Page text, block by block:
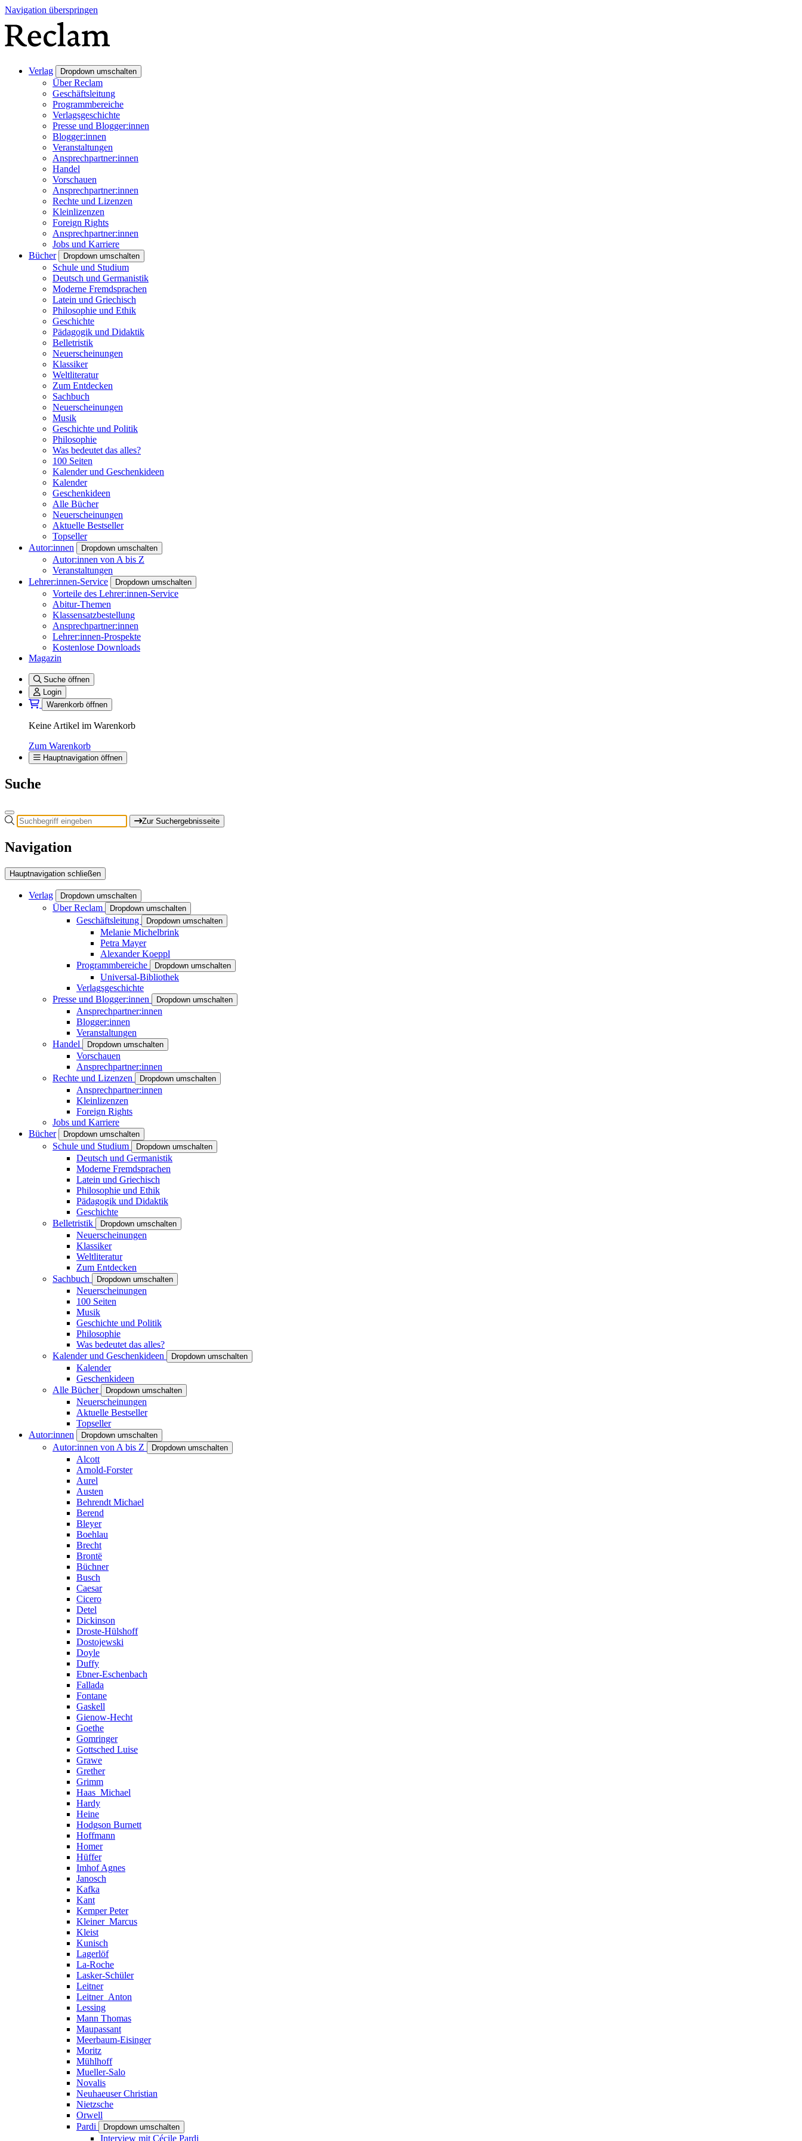
Navigation überspringen
Verlag Dropdown umschalten
Über Reclam
Geschäftsleitung
Programmbereiche
Verlagsgeschichte
Presse und Blogger:innen
Blogger:innen
Veranstaltungen
Ansprechpartner:innen
Handel
Vorschauen
Ansprechpartner:innen
Rechte und Lizenzen
Kleinlizenzen
Foreign Rights
Ansprechpartner:innen
Jobs und Karriere
Bücher
Dropdown umschalten
Schule und Studium
Deutsch und Germanistik
Moderne Fremdsprachen
Latein und Griechisch
Philosophie und Ethik
Geschichte
Pädagogik und Didaktik
Belletristik
Neuerscheinungen
Klassiker
Weltliteratur
Zum Entdecken
Sachbuch
Neuerscheinungen
Musik
Geschichte und Politik
Philosophie
Was bedeutet das alles?
100 Seiten
Kalender und Geschenkideen
Kalender
Geschenkideen
Alle Bücher
Neuerscheinungen
Aktuelle Bestseller
Topseller
Autor:innen
Dropdown umschalten
Autor:innen von A bis Z
Veranstaltungen
Lehrer:innen-Service
Dropdown umschalten
Vorteile des Lehrer:innen-Service
Abitur-Themen
Klassensatzbestellung
Ansprechpartner:innen
Lehrer:innen-Prospekte
Kostenlose Downloads
Magazin
Suche öffnen
Login
Warenkorb öffnen
Keine Artikel im Warenkorb
Zum Warenkorb
Hauptnavigation öffnen
Suche
Zur Suchergebnisseite
Navigation
Hauptnavigation schließen
Verlag Dropdown umschalten
Über Reclam Dropdown umschalten
Geschäftsleitung Dropdown umschalten
Melanie Michelbrink
Petra Mayer
Alexander Koeppl
Programmbereiche
Dropdown umschalten
Universal-Bibliothek
Verlagsgeschichte
Presse und Blogger:innen
Dropdown umschalten
Ansprechpartner:innen
Blogger:innen
Veranstaltungen
Handel
Dropdown umschalten
Vorschauen
Ansprechpartner:innen
Rechte und Lizenzen
Dropdown umschalten
Ansprechpartner:innen
Kleinlizenzen
Foreign Rights
Jobs und Karriere
Bücher
Dropdown umschalten
Schule und Studium Dropdown umschalten
Deutsch und Germanistik
Moderne Fremdsprachen
Latein und Griechisch
Philosophie und Ethik
Pädagogik und Didaktik
Geschichte
Belletristik
Dropdown umschalten
Neuerscheinungen
Klassiker
Weltliteratur
Zum Entdecken
Sachbuch
Dropdown umschalten
Neuerscheinungen
100 Seiten
Musik
Geschichte und Politik
Philosophie
Was bedeutet das alles?
Kalender und Geschenkideen
Dropdown umschalten
Kalender
Geschenkideen
Alle Bücher
Dropdown umschalten
Neuerscheinungen
Aktuelle Bestseller
Topseller
Autor:innen
Dropdown umschalten
Autor:innen von A bis Z Dropdown umschalten
Alcott
Arnold-Forster
Aurel
Austen
Behrendt Michael
Berend
Bleyer
Boehlau
Brecht
Brontë
Büchner
Busch
Caesar
Cicero
Detel
Dickinson
Droste-Hülshoff
Dostojewski
Doyle
Duffy
Ebner-Eschenbach
Fallada
Fontane
Gaskell
Gienow-Hecht
Goethe
Gomringer
Gottsched Luise
Grawe
Grether
Grimm
Haas_Michael
Hardy
Heine
Hodgson Burnett
Hoffmann
Homer
Hüffer
Imhof Agnes
Janosch
Kafka
Kant
Kemper Peter
Kleiner_Marcus
Kleist
Kunisch
Lagerlöf
La-Roche
Lasker-Schüler
Leitner
Leitner_Anton
Lessing
Mann Thomas
Maupassant
Meerbaum-Eisinger
Moritz
Mühlhoff
Mueller-Salo
Novalis
Neuhaeuser Christian
Nietzsche
Orwell
Pardi
Dropdown umschalten
Interview mit Cécile Pardi